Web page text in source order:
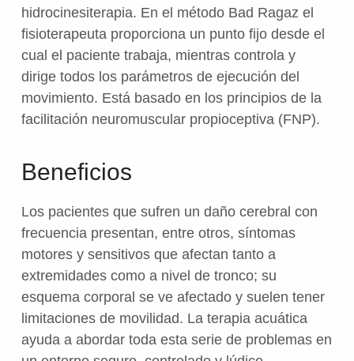
hidrocinesiterapia. En el método Bad Ragaz el
fisioterapeuta proporciona un punto fijo desde el
cual el paciente trabaja, mientras controla y
dirige todos los parámetros de ejecución del
movimiento. Está basado en los principios de la
facilitación neuromuscular propioceptiva (FNP).
Beneficios
Los pacientes que sufren un daño cerebral con
frecuencia presentan, entre otros, síntomas
motores y sensitivos que afectan tanto a
extremidades como a nivel de tronco; su
esquema corporal se ve afectado y suelen tener
limitaciones de movilidad. La terapia acuática
ayuda a abordar toda esta serie de problemas en